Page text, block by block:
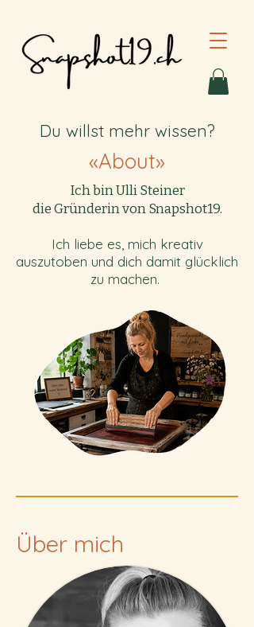
Du willst mehr wissen?
«About»
Ich bin Ulli Steiner
die Gründerin von Snapshot19.
Ich liebe es, mich kreativ
auszutoben und dich damit glücklich
zu machen.
Über mich